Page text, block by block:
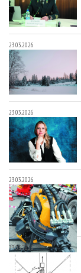
23.03.2026
23.03.2026
23.03.2026
23.03.2026